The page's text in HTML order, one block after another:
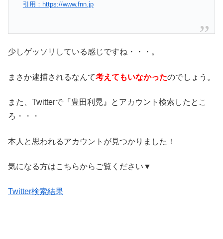
引用：https://www.fnn.jp
少しゲッソリしている感じですね・・・。
まさか逮捕されるなんて考えてもいなかったのでしょう。
また、Twitterで『豊田利晃』とアカウント検索したとこ
ろ・・・
本人と思われるアカウントが見つかりました！
気になる方はこちらからご覧ください▼
Twitter検索結果